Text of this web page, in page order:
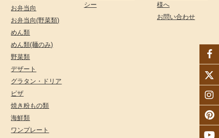
お弁当向
お弁当向(野菜類)
めん類
めん類(麺のみ)
野菜類
デザート
グラタン・ドリア
ピザ
焼き粉もの類
海鮮類
ワンプレート
シー
様へ
お問い合わせ